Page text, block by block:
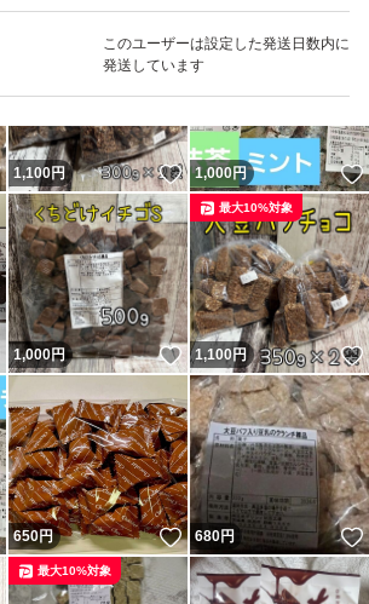
このユーザーは設定した発送日数内に
発送しています
いいね！
1,100円 いいね！
1,000円
いいね！
1,000円 いいね！
1,100円
最大10%対象
いいね！
650円 いいね！
680円
最大10%対象